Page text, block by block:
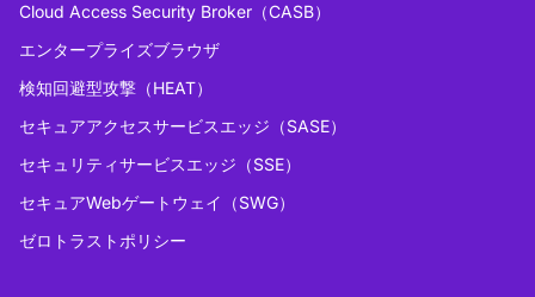
Cloud Access Security Broker（CASB）
エンタープライズブラウザ
検知回避型攻撃（HEAT）
セキュアアクセスサービスエッジ（SASE）
セキュリティサービスエッジ（SSE）
セキュアWebゲートウェイ（SWG）
ゼロトラストポリシー